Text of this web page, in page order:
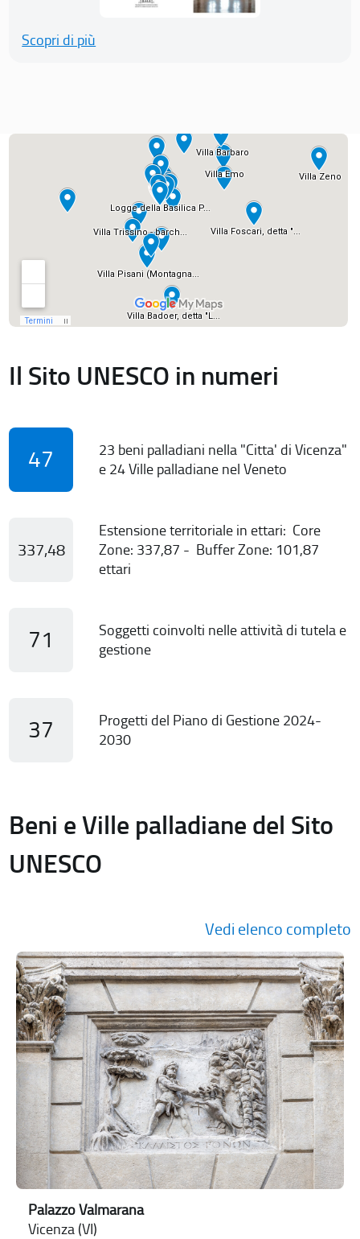
Scopri di più
Il Sito UNESCO in numeri
47
23 beni palladiani nella "Citta' di Vicenza"
e 24 Ville palladiane nel Veneto
337,48
Estensione territoriale in ettari: Core
Zone: 337,87 - Buffer Zone: 101,87
ettari
71
Soggetti coinvolti nelle attività di tutela e
gestione
37
Progetti del Piano di Gestione 2024-
2030
Beni e Ville palladiane del Sito
UNESCO
Vedi elenco completo
Palazzo Valmarana
Vicenza (VI)